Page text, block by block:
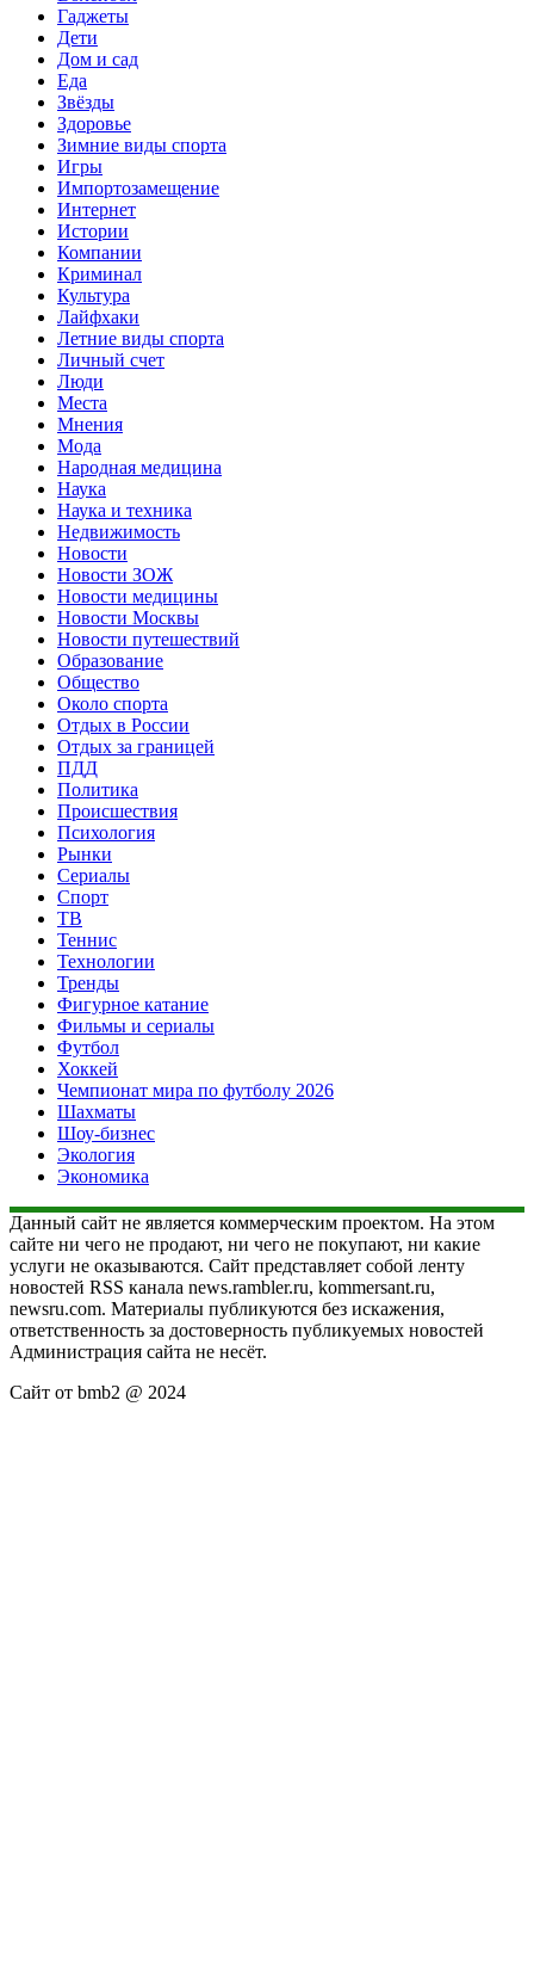
Гаджеты
Дети
Дом и сад
Еда
Звёзды
Здоровье
Зимние виды спорта
Игры
Импортозамещение
Интернет
Истории
Компании
Криминал
Культура
Лайфхаки
Летние виды спорта
Личный счет
Люди
Места
Мнения
Мода
Народная медицина
Наука
Наука и техника
Недвижимость
Новости
Новости ЗОЖ
Новости медицины
Новости Москвы
Новости путешествий
Образование
Общество
Около спорта
Отдых в России
Отдых за границей
ПДД
Политика
Происшествия
Психология
Рынки
Сериалы
Спорт
ТВ
Теннис
Технологии
Тренды
Фигурное катание
Фильмы и сериалы
Футбол
Хоккей
Чемпионат мира по футболу 2026
Шахматы
Шоу-бизнес
Экология
Экономика
Данный сайт не является коммерческим проектом. На этом
сайте ни чего не продают, ни чего не покупают, ни какие
услуги не оказываются. Сайт представляет собой ленту
новостей RSS канала news.rambler.ru, kommersant.ru,
newsru.com. Материалы публикуются без искажения,
ответственность за достоверность публикуемых новостей
Администрация сайта не несёт.
Сайт от bmb2 @ 2024